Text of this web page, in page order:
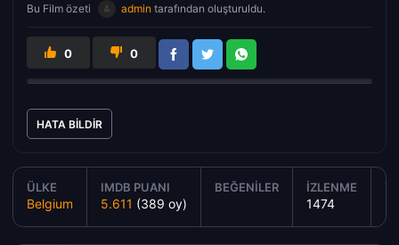
Bu Film özeti admin tarafından oluşturuldu.
0 0
HATA BILDIR
ÜLKE
Belgium
IMDB PUANI
5.611 (389 oy)
BEĞENILER İZLENME
1474